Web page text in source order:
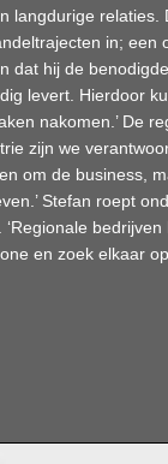
langdurige
in; een
dat hij de
levert. Hierdoor
nakomen.’ De
zijn we
om de business,
Stefan roept
en zoek elkaar